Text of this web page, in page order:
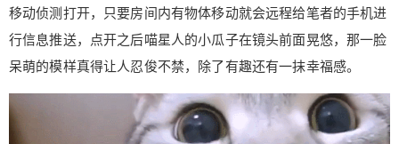
移动侦测打开，只要房间内有物体移动就会远程给笔者的手机进
行信息推送，点开之后喵星人的小瓜子在镜头前面晃悠，那一脸
呆萌的模样真得让人忍俊不禁，除了有趣还有一抹幸福感。
指标的一大助力。 当我们的宠物和智能家居结合之
后，会发生很多意想不到的惊喜，这些惊喜可以带
给我不一样的乐趣，也让我们可以探索智能家居更
多的新玩法，实用和有趣的结合都是智能家居的最
终目的。 说了实际场景中，接下笔者给大家介绍几
款最能开发脑洞、也是最有趣的米家智能设备，它